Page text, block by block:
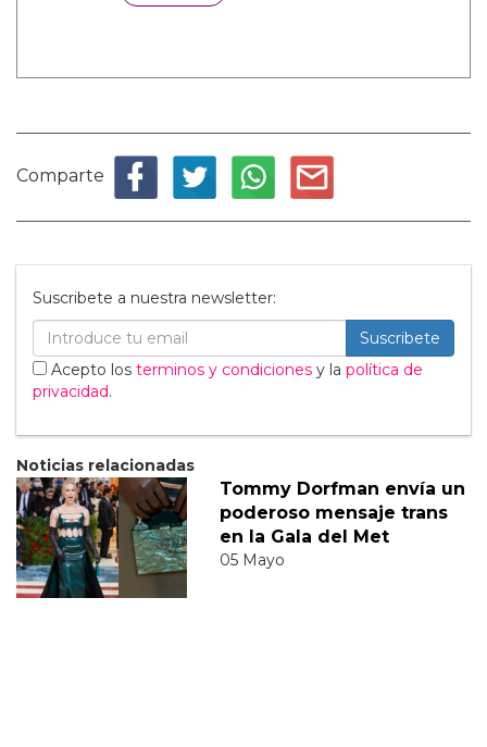
Comparte
Suscribete a nuestra newsletter:
Suscribete
Acepto los terminos y condiciones y la política de
privacidad.
Noticias relacionadas
Tommy Dorfman envía un
poderoso mensaje trans
en la Gala del Met
05 Mayo